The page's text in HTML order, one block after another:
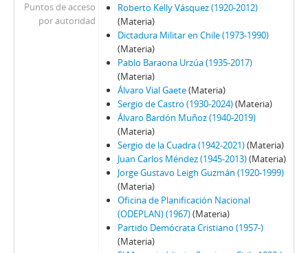
70 - Stange, Rodolfo
71 - Jarpa, Sergio Onofre
72 - Buckovsky, Vladimir
73 - Jarpa, Sergio Onofre
74 - Jarpa, Sergio Onofre
75 - Jarpa, Sergio Onofre
76 - Jarpa, Sergio Onofre
77 - Fresno, Juan Francisco
78 - Fresno, Juan Francisco
79 - Martínez Busch, Jorge
80 - Martínez Busch, Jorge
81 - Thayer, William
82 - Moreno, Fernando
83 - Martínez Busch, Jorge
84 - Silva Solar, Julio
Puntos de acceso
por autoridad
Roberto Kelly Vásquez (1920-2012)
(Materia)
Dictadura Militar en Chile (1973-1990)
(Materia)
Pablo Baraona Urzúa (1935-2017)
(Materia)
Álvaro Vial Gaete(Materia)
Sergio de Castro (1930-2024)(Materia)
Álvaro Bardón Muñoz (1940-2019)
(Materia)
Sergio de la Cuadra (1942-2021)(Materia)
Juan Carlos Méndez (1945-2013)(Materia)
Jorge Gustavo Leigh Guzmán (1920-1999)
(Materia)
Oficina de Planificación Nacional
(ODEPLAN) (1967)(Materia)
Partido Demócrata Cristiano (1957-)
(Materia)